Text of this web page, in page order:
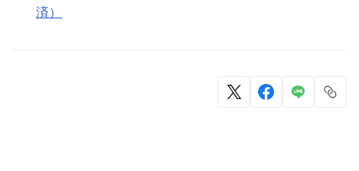
済）